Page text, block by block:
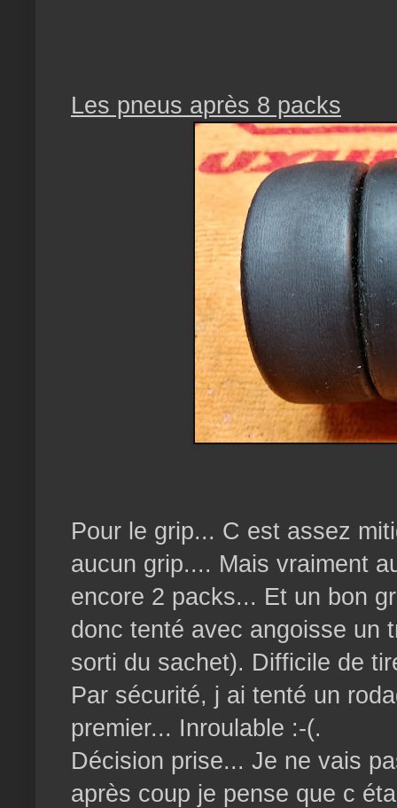
Les pneus après 8 packs
Pour le grip... C est assez
aucun grip.... Mais vraiment
encore 2 packs... Et un bon
donc tenté avec angoisse un
sorti du sachet). Difficile de
Par sécurité, j ai tenté un
premier... Inroulable :-(.
Décision prise... Je ne vais
après coup je pense que c